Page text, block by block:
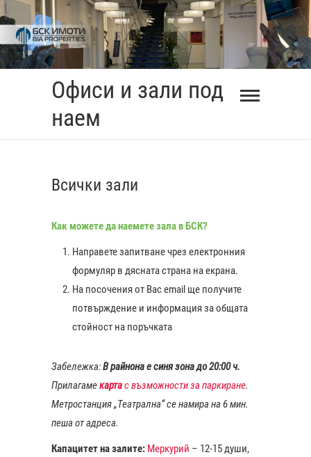
Skip
to
content
Офиси и зали под
наем
Всички зали
Как можете да наемете зала в БСК?
Направете запитване чрез електронния
формуляр в дясната страна на екрана.
На посочения от Вас еmail ще получите
потвърждение и информация за общата
стойност на поръчката
Забележка:В райнона е синя зона до 20:00 ч.
Прилагамекартас възможности за паркиране.
Метростанция „Театрална“ се намира на 6 мин.
пеша от адреса.
Капацитет на залите: Меркурий – 12-15 души,
2:00